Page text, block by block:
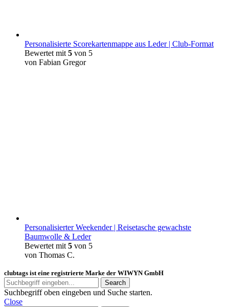
Personalisierte Scorekartenmappe aus Leder | Club-Format
Bewertet mit 5 von 5
von Fabian Gregor
Personalisierter Weekender | Reisetasche gewachste
Baumwolle & Leder
Bewertet mit 5 von 5
von Thomas C.
clubtags ist eine registrierte Marke der WIWYN GmbH
Search
Suchbegriff oben eingeben und Suche starten.
Close